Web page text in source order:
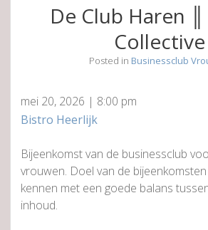
De Club Haren
Collective
Posted in Businessclub
mei 20, 2026 | 8:00 pm
Bistro Heerlijk
Bijeenkomst van de businessclub
vrouwen. Doel van de
kennen met een goede balans
inhoud.